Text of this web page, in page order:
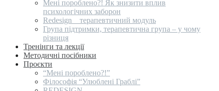
Мені пороблено?! Як знизити вплив
психологічних заборон
Redesign _ терапевтичний модуль
Група підтримки, терапевтична група – у чому
різниця
Тренінги та лекції
Методичні посібники
Проєкти
“Мені пороблено?!”
Філософія “Улюблені Граблі”